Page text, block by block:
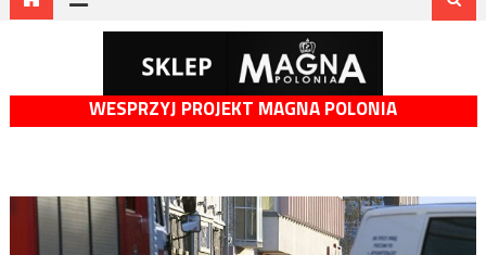
WESPRZYJ PROJEKT MAGNA POLONIA